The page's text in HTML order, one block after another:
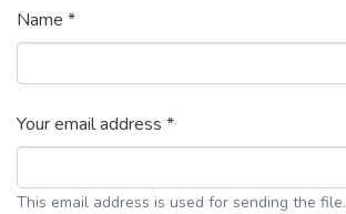
Name *
Your email address *
This email address is used for sending the file.